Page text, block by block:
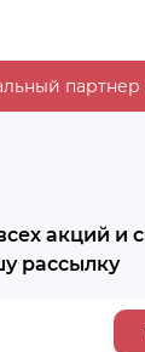
акций и
рассылку